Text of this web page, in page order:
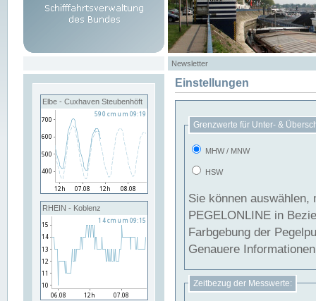
Newsletter
Elbe - Cuxhaven Steubenhöft
RHEIN - Koblenz
Einstellungen
Grenzwerte für Unter- &
MHW / MNW
HSW
Sie können
PEGELONLINE in Beziehung
Farbgebung der
Genauere
Zeitbezug der Messwerte: